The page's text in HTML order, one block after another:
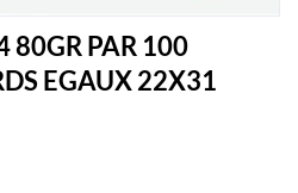
80GR PAR 100
EGAUX 22X31